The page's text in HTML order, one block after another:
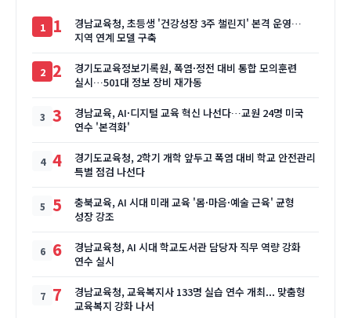
1
경남교육청, 초등생 '건강성장 3주 챌린지' 본격 운영…
지역 연계 모델 구축
2
경기도교육정보기록원, 폭염·정전 대비 통합 모의훈련
실시…501대 정보 장비 재가동
3
경남교육, AI·디지털 교육 혁신 나선다…교원 24명 미국
연수 '본격화'
4
경기도교육청, 2학기 개학 앞두고 폭염 대비 학교 안전관리
특별 점검 나선다
5
충북교육, AI 시대 미래 교육 '몸·마음·예술 근육' 균형
성장 강조
6
경남교육청, AI 시대 학교도서관 담당자 직무 역량 강화
연수 실시
7
경남교육청, 교육복지사 133명 실습 연수 개최... 맞춤형
교육복지 강화 나서